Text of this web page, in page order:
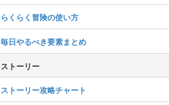
らくらく冒険の使い方
毎日やるべき要素まとめ
ストーリー
ストーリー攻略チャート